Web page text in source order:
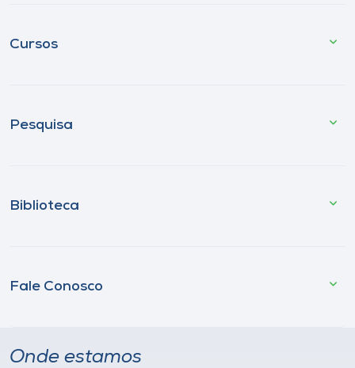
Cursos
Pesquisa
Biblioteca
Fale Conosco
Onde estamos